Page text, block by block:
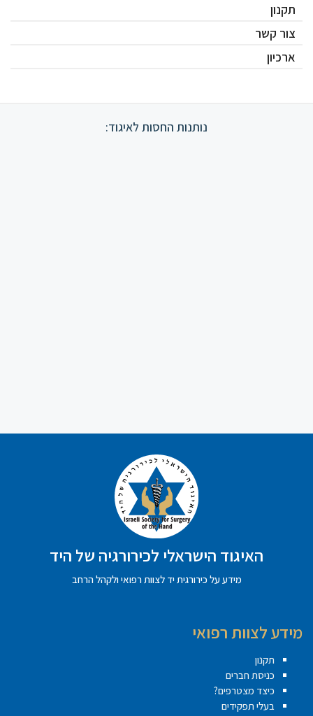
תקנון
צור קשר
ארכיון
נותנות החסות לאיגוד:
האיגוד הישראלי לכירורגיה של היד
מידע על כירורגית יד לצוות רפואי ולקהל הרחב
מידע לצוות רפואי
תקנון
כניסת חברים
כיצד מצטרפים?
בעלי תפקידים